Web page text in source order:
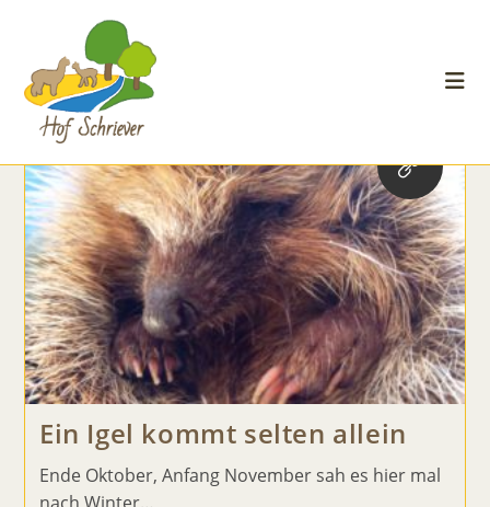
springen
Uncategorized
Blog > Uncategorized
Ein Igel kommt selten allein
Ende Oktober, Anfang November sah es hier mal